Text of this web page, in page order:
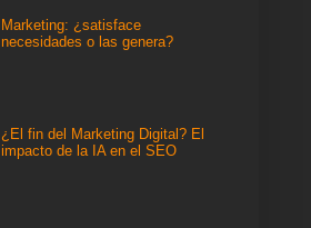
Marketing: ¿satisface
necesidades o las genera?
¿El fin del Marketing Digital? El
impacto de la IA en el SEO